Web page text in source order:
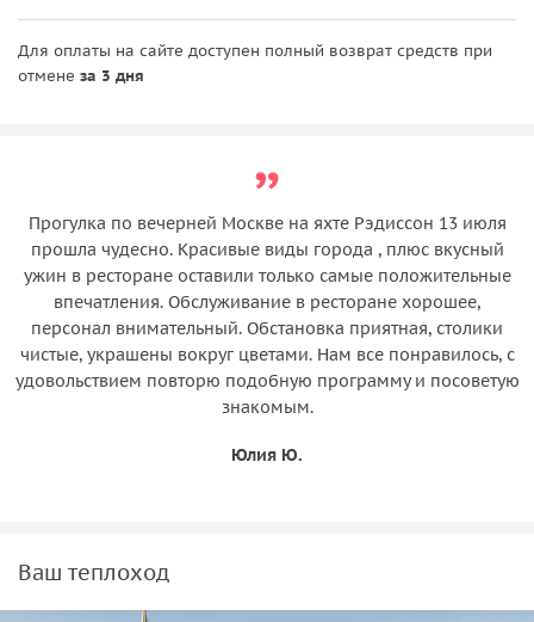
Для оплаты на сайте доступен полный возврат средств при
отмене за 3 дня
Прогулка по вечерней Москве на яхте Рэдиссон 13 июля
прошла чудесно. Красивые виды города , плюс вкусный
ужин в ресторане оставили только самые положительные
впечатления. Обслуживание в ресторане хорошее,
персонал внимательный. Обстановка приятная, столики
чистые, украшены вокруг цветами. Нам все понравилось, с
удовольствием повторю подобную программу и посоветую
знакомым.
Юлия Ю.
Ваш теплоход